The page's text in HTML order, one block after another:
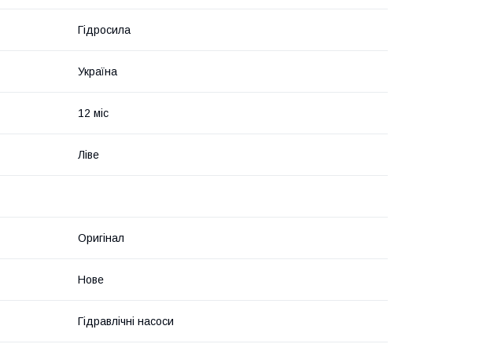
Гідросила
Україна
12 міс
Ліве
Оригінал
Нове
Гідравлічні насоси